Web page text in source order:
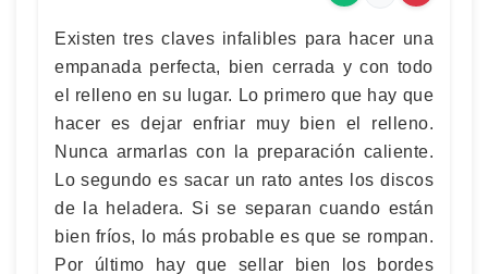
Existen tres claves infalibles para hacer una
empanada perfecta, bien cerrada y con todo
el relleno en su lugar. Lo primero que hay que
hacer es dejar enfriar muy bien el relleno.
Nunca armarlas con la preparación caliente.
Lo segundo es sacar un rato antes los discos
de la heladera. Si se separan cuando están
bien fríos, lo más probable es que se rompan.
Por último hay que sellar bien los bordes